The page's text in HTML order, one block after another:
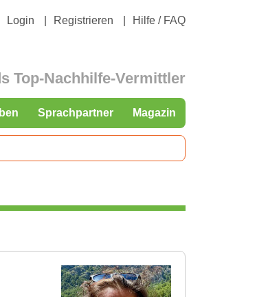
Login Registrieren Hilfe / FAQ
Top-Nachhilfe-Vermittler
Sprachpartner Magazin